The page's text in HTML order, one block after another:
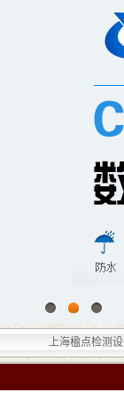
上海楹点检测设备有